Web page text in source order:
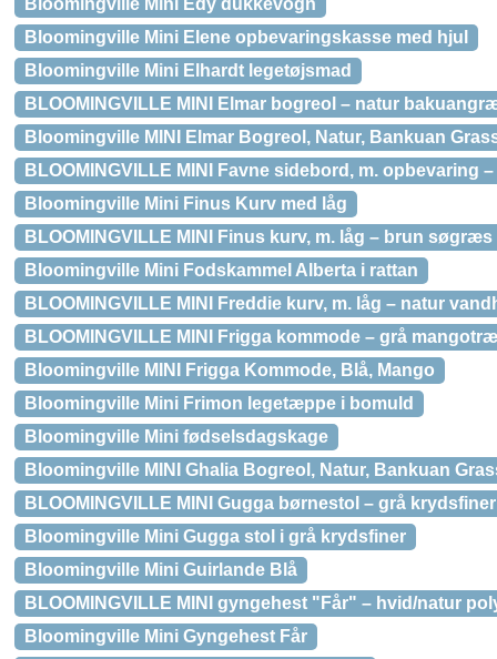
Bloomingville Mini Edy dukkevogn
Bloomingville Mini Elene opbevaringskasse med hjul
Bloomingville Mini Elhardt legetøjsmad
BLOOMINGVILLE MINI Elmar bogreol – natur
Bloomingville MINI Elmar Bogreol, Natur, Bankuan
BLOOMINGVILLE MINI Favne sidebord, m.
Bloomingville Mini Finus Kurv med låg
BLOOMINGVILLE MINI Finus kurv, m. låg – brun søgræs
Bloomingville Mini Fodskammel Alberta i rattan
BLOOMINGVILLE MINI Freddie kurv, m. låg – natur
BLOOMINGVILLE MINI Frigga kommode – grå
Bloomingville MINI Frigga Kommode, Blå, Mango
Bloomingville Mini Frimon legetæppe i bomuld
Bloomingville Mini fødselsdagskage
Bloomingville MINI Ghalia Bogreol, Natur, Bankuan
BLOOMINGVILLE MINI Gugga børnestol – grå
Bloomingville Mini Gugga stol i grå krydsfiner
Bloomingville Mini Guirlande Blå
BLOOMINGVILLE MINI gyngehest "Får" – hvid/natur
Bloomingville Mini Gyngehest Får